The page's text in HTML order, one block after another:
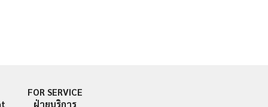
FOR SERVICE
ฝ่ายบริการ